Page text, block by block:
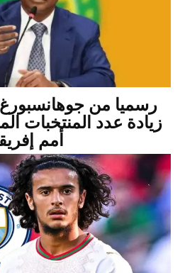
رسميا من
زيادة عدد المنتخبات
أمم